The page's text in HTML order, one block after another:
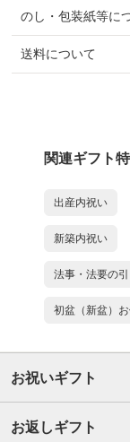
のし・包装紙等に
送料について
関連ギフト
出産内祝い
新築内祝い
法事・法要の
初盆（新盆）
お祝いギフト
お返しギフト